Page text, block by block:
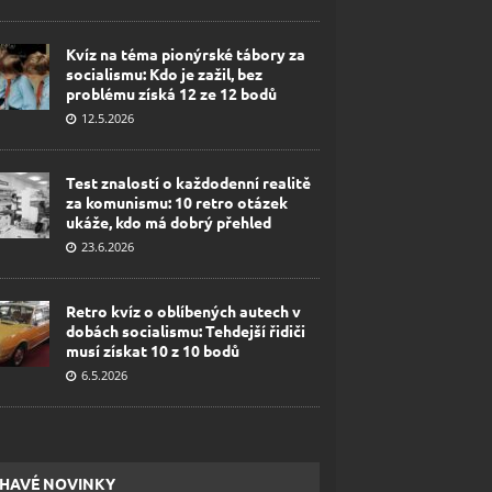
Kvíz na téma pionýrské tábory za
socialismu: Kdo je zažil, bez
problému získá 12 ze 12 bodů
12.5.2026
Test znalostí o každodenní realitě
za komunismu: 10 retro otázek
ukáže, kdo má dobrý přehled
23.6.2026
Retro kvíz o oblíbených autech v
dobách socialismu: Tehdejší řidiči
musí získat 10 z 10 bodů
6.5.2026
NOVINKY